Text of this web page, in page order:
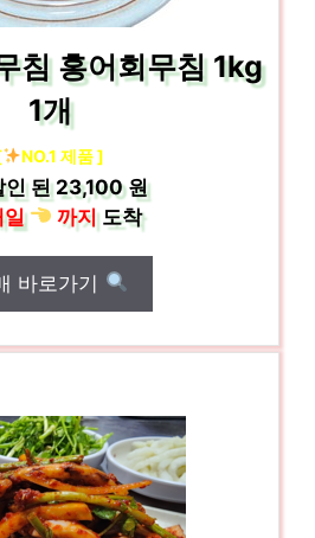
침 홍어회무침 1kg
1개
NO.1 제품 ]
인 된23,100 원
일
까지도착
바로가기